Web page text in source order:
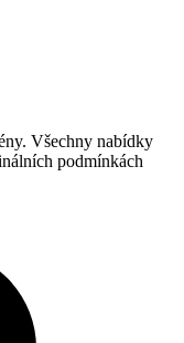
Všechny nabídky
podmínkách